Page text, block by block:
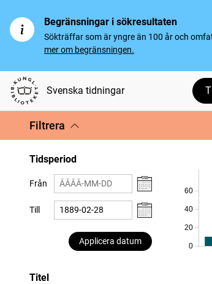
Begränsningar i sökresultaten
Sökträffar som är yngre än 100 år och
mer om begränsningen.
Svenska tidningar
Filtrera
Tidsperiod
Från
Till
Applicera datum
0
20
40
60
Titel